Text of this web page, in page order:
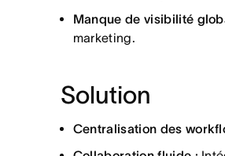
Manque de visibilité
marketing.
Solution
Centralisation des